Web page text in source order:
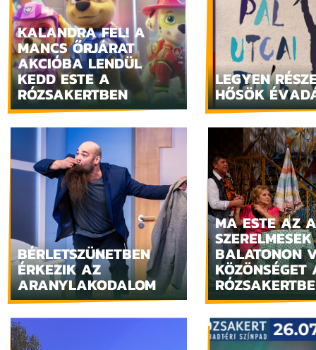
KALANDRA FEL! A
MANCS ŐRJÁRAT
AKCIÓBA LENDÜL
KEDD ESTE A
RÓZSAKERTBEN
LEGYEN
HŐSÖK
BÉRLETSZÜNETBEN
ÉRKEZIK AZ
ARANYLAKODALOM
MA ESTE AZ
BALATONON
KÖZÖNSÉGET